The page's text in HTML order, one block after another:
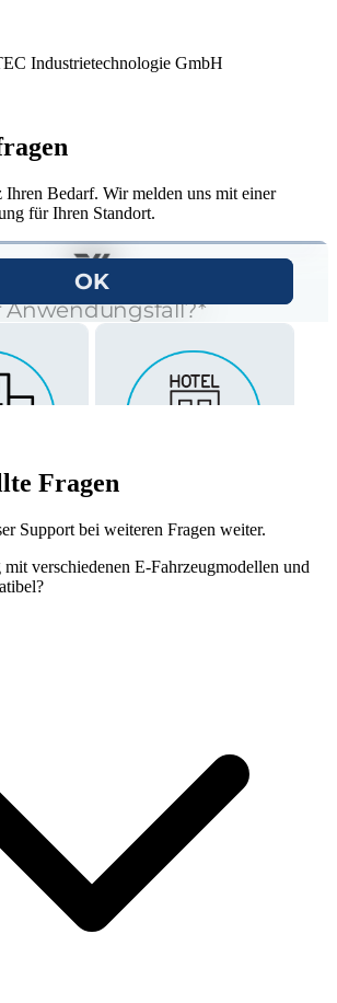
Industrietechnologie GmbH
Ihren Bedarf. Wir melden uns mit einer
für Ihren Standort.
Fragen
Support bei weiteren Fragen weiter.
verschiedenen E-Fahrzeugmodellen und